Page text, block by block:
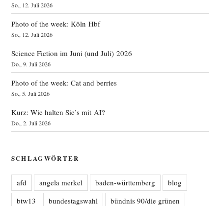
So., 12. Juli 2026
Photo of the week: Köln Hbf
So., 12. Juli 2026
Science Fiction im Juni (und Juli) 2026
Do., 9. Juli 2026
Photo of the week: Cat and berries
So., 5. Juli 2026
Kurz: Wie halten Sie’s mit AI?
Do., 2. Juli 2026
SCHLAGWÖRTER
afd angela merkel baden-württemberg
blog
btw13
bundestagswahl
bündnis 90/die grünen